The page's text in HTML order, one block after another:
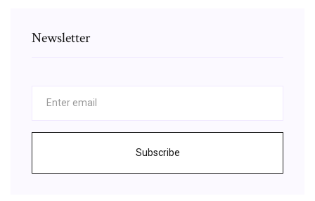
Newsletter
Subscribe